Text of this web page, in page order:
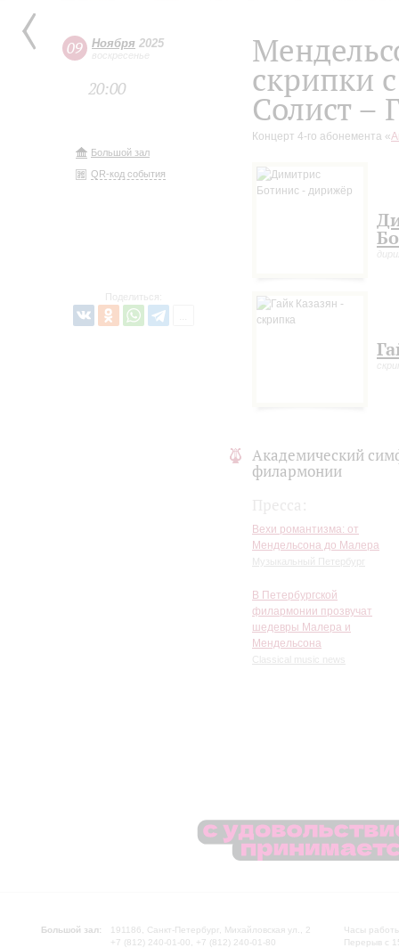
09 Ноября 2025
воскресенье
20:00
Большой зал
QR-код события
Поделиться:
скрипки
Солист –
Концерт 4-го абонемента «
Академический
филармонии
Вехи романтизма: от
Мендельсона до Малера
Музыкальный Петербург
В Петербургской
филармонии прозвучат
шедевры Малера и
Мендельсона
Classical music news
Большой зал:
191186, Санкт-Петербург, Михайловская ул., 2
+7 (812) 240-01-00, +7 (812) 240-01-80
Часы
Перерыв с